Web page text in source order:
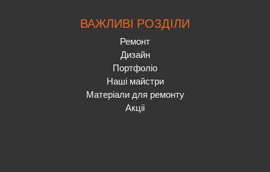
ВАЖЛИВІ РОЗДІЛИ
Ремонт
Дизайн
Портфоліо
Наші майстри
Матеріали для ремонту
Акціі